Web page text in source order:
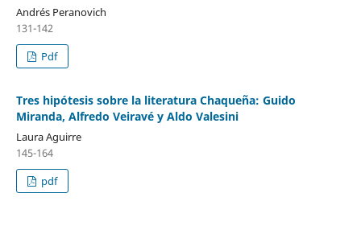
Andrés Peranovich
131-142
Pdf
Tres hipótesis sobre la literatura Chaqueña: Guido
Miranda, Alfredo Veiravé y Aldo Valesini
Laura Aguirre
145-164
pdf